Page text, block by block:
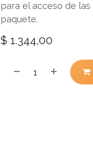
para el acceso de las
paquete.
$ 1.344,00